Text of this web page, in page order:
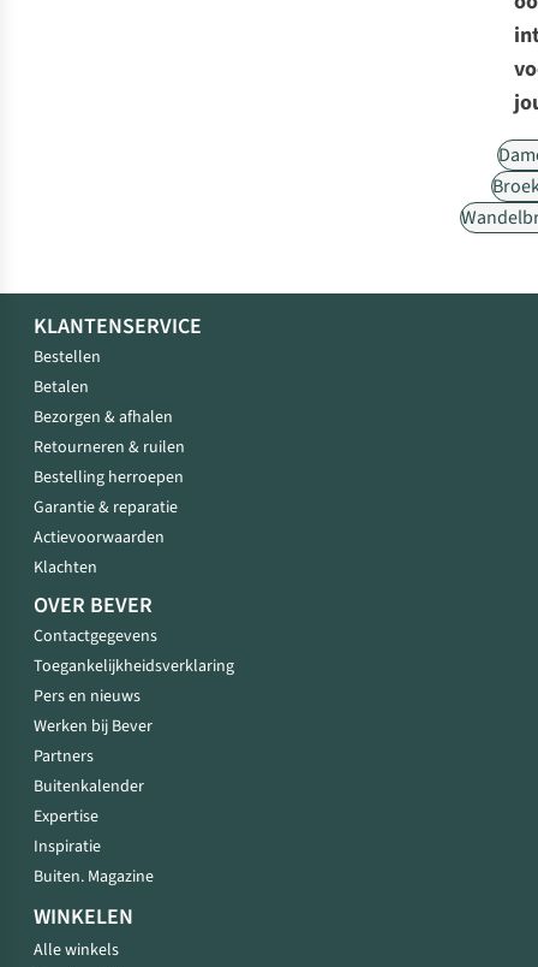
KLANTENSERVICE
Bestellen
Betalen
Bezorgen & afhalen
Retourneren & ruilen
Bestelling herroepen
Garantie & reparatie
Actievoorwaarden
Klachten
OVER BEVER
Contactgegevens
Toegankelijkheidsverklaring
Pers en nieuws
Werken bij Bever
Partners
Buitenkalender
Expertise
Inspiratie
Buiten. Magazine
WINKELEN
Alle winkels